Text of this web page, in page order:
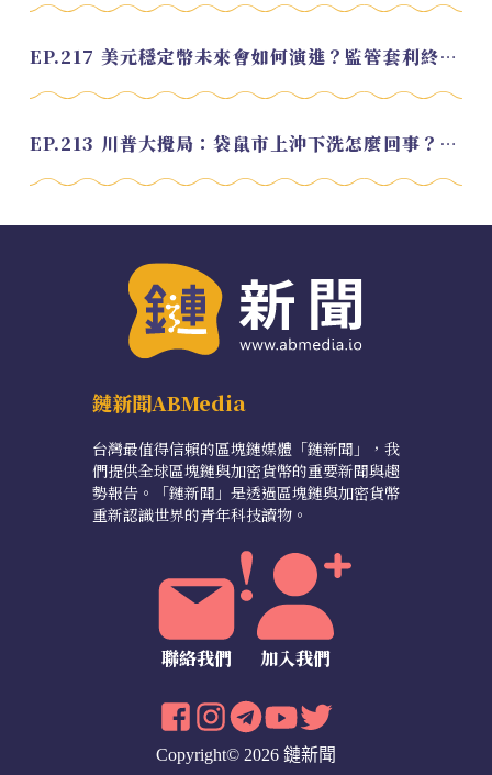
EP.217 美元穩定幣未來會如何演進？監管套利終將收斂？feat. 研究員 余哲安
EP.213 川普大攪局：袋鼠市上沖下洗怎麼回事？feat. Alvin
鏈新聞ABMedia
台灣最值得信賴的區塊鏈媒體「鏈新聞」，我
們提供全球區塊鏈與加密貨幣的重要新聞與趨
勢報告。「鏈新聞」是透過區塊鏈與加密貨幣
重新認識世界的青年科技讀物。
聯絡我們 加入我們
Copyright© 2026 鏈新聞